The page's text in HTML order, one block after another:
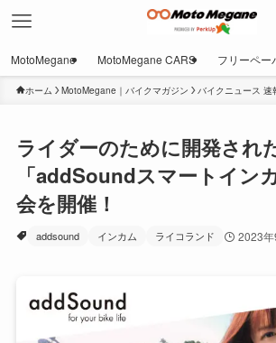
MotoMegane MotoMegane CARS フリーペー
ホーム MotoMegane｜バイクマガジン バイクニュース 速
ライダーのために開発され
「addSoundスマートイン
会を開催！
addsound インカム ライコランド 2023